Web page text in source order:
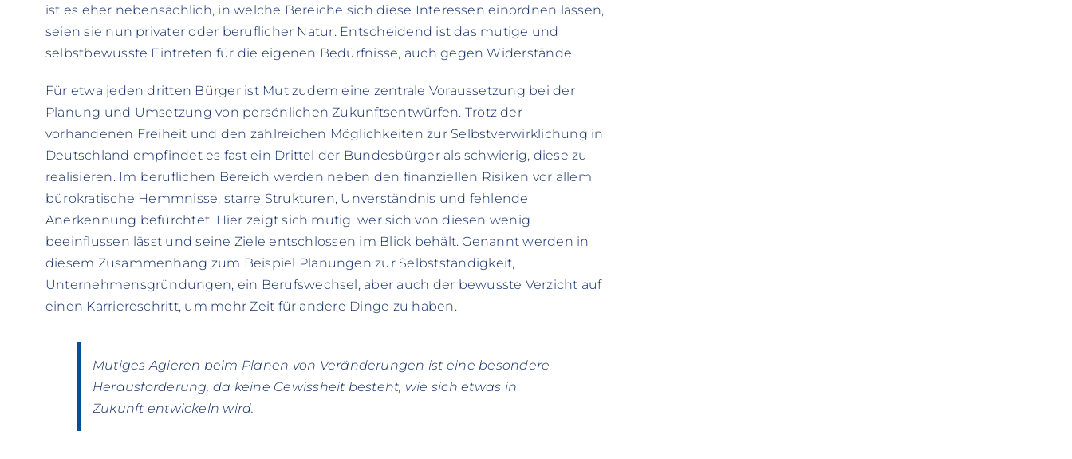
ist es eher nebensächlich, in welche Bereiche sich diese Interessen einordnen lassen,
seien sie nun privater oder beruflicher Natur. Entscheidend ist das mutige und
selbstbewusste Eintreten für die eigenen Bedürfnisse, auch gegen Widerstände.
Für etwa jeden dritten Bürger ist Mut zudem eine zentrale Voraussetzung bei der
Planung und Umsetzung von persönlichen Zukunftsentwürfen. Trotz der
vorhandenen Freiheit und den zahlreichen Möglichkeiten zur Selbstverwirklichung in
Deutschland empfindet es fast ein Drittel der Bundesbürger als schwierig, diese zu
realisieren. Im beruflichen Bereich werden neben den finanziellen Risiken vor allem
bürokratische Hemmnisse, starre Strukturen, Unverständnis und fehlende
Anerkennung befürchtet. Hier zeigt sich mutig, wer sich von diesen wenig
beeinflussen lässt und seine Ziele entschlossen im Blick behält. Genannt werden in
diesem Zusammenhang zum Beispiel Planungen zur Selbstständigkeit,
Unternehmensgründungen, ein Berufswechsel, aber auch der bewusste Verzicht auf
einen Karriereschritt, um mehr Zeit für andere Dinge zu haben.
Mutiges Agieren beim Planen von Veränderungen ist eine besondere
Herausforderung, da keine Gewissheit besteht, wie sich etwas in
Zukunft entwickeln wird.